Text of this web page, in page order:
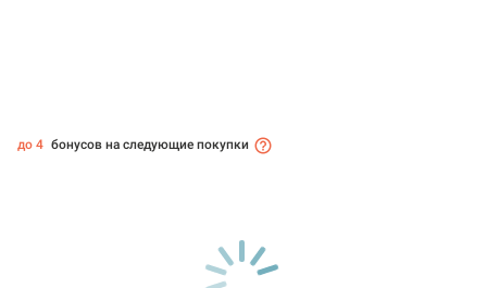
до 4 бонусов на следующие покупки